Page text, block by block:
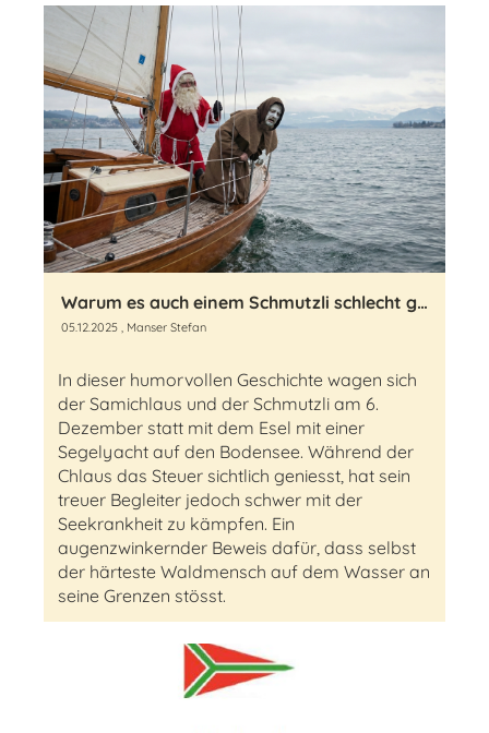
Warum es auch einem Schmutzli schlecht gehen kann
05.12.2025 , Manser Stefan
In dieser humorvollen Geschichte wagen sich
der Samichlaus und der Schmutzli am 6.
Dezember statt mit dem Esel mit einer
Segelyacht auf den Bodensee. Während der
Chlaus das Steuer sichtlich geniesst, hat sein
treuer Begleiter jedoch schwer mit der
Seekrankheit zu kämpfen. Ein
augenzwinkernder Beweis dafür, dass selbst
der härteste Waldmensch auf dem Wasser an
seine Grenzen stösst.